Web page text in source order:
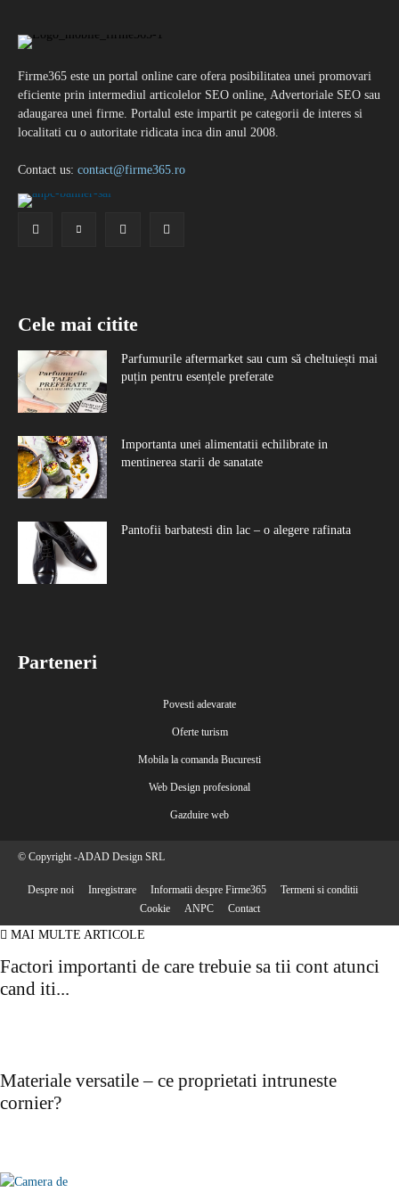
Firme365 este un portal online care ofera posibilitatea unei promovari
eficiente prin intermediul articolelor SEO online, Advertoriale SEO sau
adaugarea unei firme. Portalul este impartit pe categorii de interes si
localitati cu o autoritate ridicata inca din anul 2008.
Contact us: contact@firme365.ro
Cele mai citite
Parfumurile aftermarket sau cum să cheltuiești mai
puțin pentru esențele preferate
Importanta unei alimentatii echilibrate in
mentinerea starii de sanatate
Pantofii barbatesti din lac – o alegere rafinata
Parteneri
Povesti adevarate
Oferte turism
Mobila la comanda Bucuresti
Web Design profesional
Gazduire web
© Copyright -ADAD Design SRL
Despre noi Inregistrare Informatii despre Firme365
Termeni si conditii
Cookie
ANPC Contact
MAI MULTE ARTICOLE
Factori importanti de care trebuie sa tii cont atunci
cand iti...
Materiale versatile – ce proprietati intruneste
cornier?